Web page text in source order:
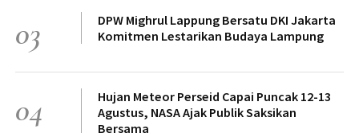
03
DPW Mighrul Lappung Bersatu DKI Jakarta
Komitmen Lestarikan Budaya Lampung
04
Hujan Meteor Perseid Capai Puncak 12-13
Agustus, NASA Ajak Publik Saksikan
Bersama